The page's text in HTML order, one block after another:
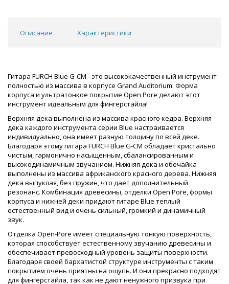
Описание Характеристики
Гитара FURCH Blue G-CM - это высококачественный инструмент
полностью из массива в корпусе Grand Auditorium. Форма
корпуса и ультратонкое покрытие Open Pore делают этот
инструмент идеальным для фингерстайла!
Верхняя дека выполнена из массива красного кедра. Верхняя
дека каждого инструмента серии Blue настраивается
индивидуально, она имеет разную толщину по всей деке.
Благодаря этому гитара FURCH Blue G-CM обладает кристально
чистым, гармонично насыщенным, сбалансированным и
высокодинамичным звучанием. Нижняя дека и обечайка
выполнены из массива африканского красного дерева. Нижняя
дека выпуклая, без пружин, что дает дополнительный
резонанс. Комбинация древесины, отделки Open Pore, формы
корпуса и нижней деки придают гитаре Blue теплый
естественный вид и очень сильный, громкий и динамичный
звук.
Отделка Open-Pore имеет специальную тонкую поверхность,
которая способствует естественному звучанию древесины и
обеспечивает превосходный уровень защиты поверхности.
Благодаря своей бархатистой структуре инструменты с таким
покрытием очень приятны на ощупь. И они прекрасно подходят
для фингерстайла, так как не дают ненужного призвука при